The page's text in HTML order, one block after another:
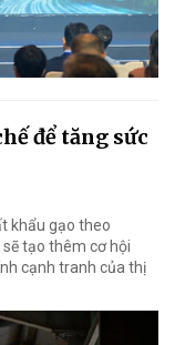
để tăng sức
khẩu gạo theo
tạo thêm cơ hội
cạnh tranh của thị